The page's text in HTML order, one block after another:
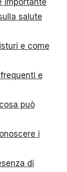
salute
e come
e
può
i
di